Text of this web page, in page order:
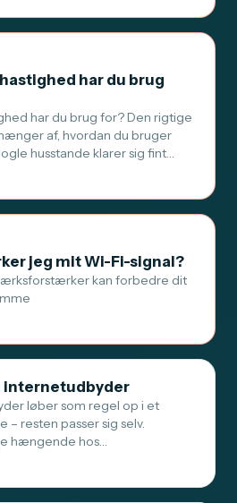
har du brug
har du brug for? Den rigtige
af, hvordan du bruger
husstande klarer sig fint…
jeg mit Wi-Fi-signal?
kan forbedre dit
internetudbyder
løber som regel op i et
– resten passer sig selv.
hængende hos…